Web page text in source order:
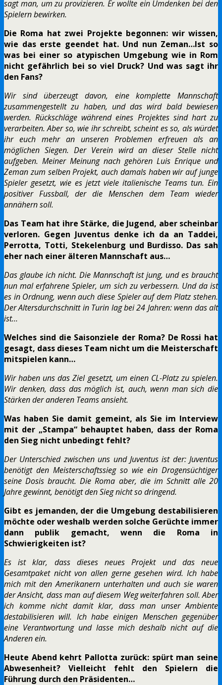
sagt man, um zu provizieren. Er wollte ein Umdenken bei den
Spielern bewirken.
Die Roma hat zwei Projekte begonnen: wir wissen,
wie das erste geendet hat. Und nun Zeman…Ist so
was bei einer so atypischen Umgebung wie in Rom
nicht gefährlich bei so viel Druck? Und was sagt ihr
den Fans?
Wir sind überzeugt davon, eine komplette Mannschaft
zusammengestellt zu haben, und das wird bald bewiesen
werden. Rückschläge während eines Projektes sind hart zu
verarbeiten. Aber so, wie ihr schreibt, scheint es so, als würdet
ihr euch mehr an unseren Problemen erfreuen als an
möglichen Siegen. Der Verein wird an dieser Stelle nicht
aufgeben. Meiner Meinung nach gehören Luis Enrique und
Zeman zum selben Projekt, auch damals haben wir auf junge
Spieler gesetzt, wie es jetzt viele italienische Teams tun. Ein
positiver Fussball, der die Menschen dem Team wieder
annähern soll.
Das Team hat ihre Stärke, die Jugend, aber scheinbar
verloren. Gegen Juventus denke ich da an Taddei,
Perrotta, Totti, Stekelenburg und Burdisso. Das sah
eher nach einer älteren Mannschaft aus…
Das glaube ich nicht. Die Mannschaft ist jung, und es braucht
nun mal erfahrene Spieler, um sich zu verbessern. Und da ist
es in Ordnung, wenn auch diese Spieler auf dem Platz stehen.
Der Altersdurchschnitt in Turin lag bei 24 Jahren: wenn das alt
ist…
Welches sind die Saisonziele der Roma? De Rossi hat
gesagt, dass dieses Team nicht um die Meisterschaft
mitspielen kann…
Wir haben uns das Ziel gesetzt, um einen CL-Platz zu spielen.
Wir denken, dass das möglich ist, auch, wenn man sich die
Stärken der anderen Teams ansieht.
Was haben Sie damit gemeint, als Sie im Interview
mit der „Stampa“ behauptet haben, dass der Roma
den Sieg nicht unbedingt fehlt?
Der Unterschied zwischen uns und Juventus ist der: Juventus
benötigt den Meisterschaftssieg so wie ein Drogensüchtiger
seine Dosis braucht. Die Roma aber, die im Schnitt alle 20
Jahre gewinnt, benötigt den Sieg nicht so dringend.
Gibt es jemanden, der die Umgebung destabilisieren
möchte oder weshalb werden solche Gerüchte immer
dann publik gemacht, wenn die Roma in
Schwierigkeiten ist?
Es ist klar, dass dieses neues Projekt und das neue
Gesamtpaket nicht von allen gerne gesehen wird. Ich habe
mich mit den Amerikanern unterhalten und auch sie waren
der Ansicht, dass man auf diesem Weg weiterfahren soll. Aber
ich komme nicht damit klar, dass man unser Ambiente
destabilisieren will. Ich habe einigen Menschen gegenüber
eine Verantwortung und lasse mich deshalb nicht auf die
Anderen ein.
Heute Abend kehrt Pallotta zurück: spürt man seine
Abwesenheit? Vielleicht fehlt den Spielern die
Führung durch den Präsidenten…